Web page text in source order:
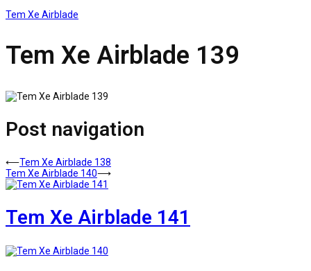
Tem Xe Airblade
Tem Xe Airblade 139
Post navigation
⟵Tem Xe Airblade 138
Tem Xe Airblade 140⟶
Tem Xe Airblade 141